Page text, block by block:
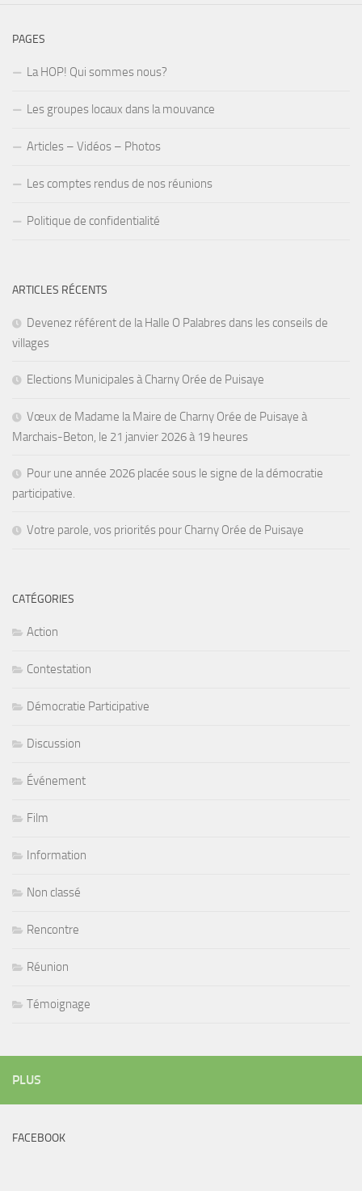
PAGES
La HOP! Qui sommes nous?
Les groupes locaux dans la mouvance
Articles – Vidéos – Photos
Les comptes rendus de nos réunions
Politique de confidentialité
ARTICLES RÉCENTS
Devenez référent de la Halle O Palabres dans les conseils de
villages
Elections Municipales à Charny Orée de Puisaye
Vœux de Madame la Maire de Charny Orée de Puisaye à
Marchais-Beton, le 21 janvier 2026 à 19 heures
Pour une année 2026 placée sous le signe de la démocratie
participative.
Votre parole, vos priorités pour Charny Orée de Puisaye
CATÉGORIES
Action
Contestation
Démocratie Participative
Discussion
Événement
Film
Information
Non classé
Rencontre
Réunion
Témoignage
PLUS
FACEBOOK